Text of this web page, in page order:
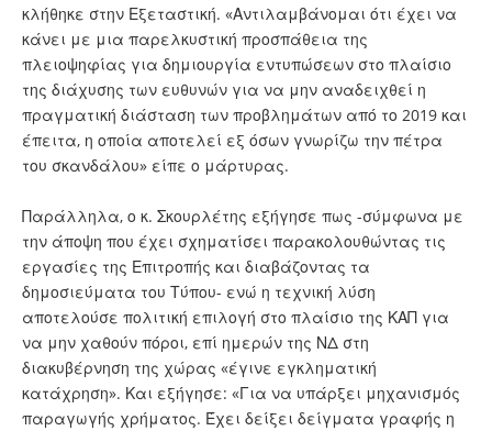
κλήθηκε στην Εξεταστική. «Αντιλαμβάνομαι ότι έχει να
κάνει με μια παρελκυστική προσπάθεια της
πλειοψηφίας για δημιουργία εντυπώσεων στο πλαίσιο
της διάχυσης των ευθυνών για να μην αναδειχθεί η
πραγματική διάσταση των προβλημάτων από το 2019 και
έπειτα, η οποία αποτελεί εξ όσων γνωρίζω την πέτρα
του σκανδάλου» είπε ο μάρτυρας.
Παράλληλα, ο κ. Σκουρλέτης εξήγησε πως -σύμφωνα με
την άποψη που έχει σχηματίσει παρακολουθώντας τις
εργασίες της Επιτροπής και διαβάζοντας τα
δημοσιεύματα του Τύπου- ενώ η τεχνική λύση
αποτελούσε πολιτική επιλογή στο πλαίσιο της ΚΑΠ για
να μην χαθούν πόροι, επί ημερών της ΝΔ στη
διακυβέρνηση της χώρας «έγινε εγκληματική
κατάχρηση». Και εξήγησε: «Για να υπάρξει μηχανισμός
παραγωγής χρήματος. Έχει δείξει δείγματα γραφής η